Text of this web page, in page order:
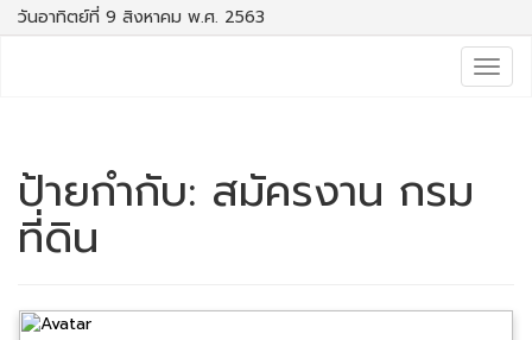
วันอาทิตย์ที่ 9 สิงหาคม พ.ศ. 2563
ป้ายกำกับ: สมัครงาน กรม
ที่ดิน